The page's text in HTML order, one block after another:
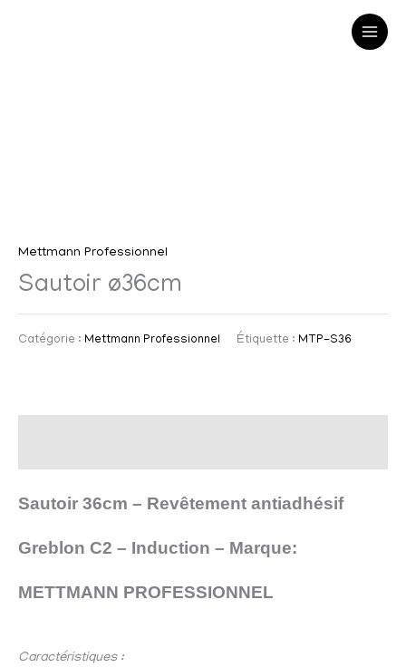
Mettmann Professionnel
Sautoir ø36cm
Catégorie : Mettmann Professionnel Étiquette : MTP-S36
Sautoir 36cm – Revêtement antiadhésif
Greblon C2 – Induction – Marque:
METTMANN PROFESSIONNEL
Caractéristiques :